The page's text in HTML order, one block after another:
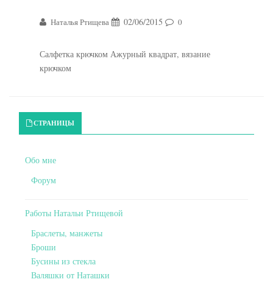
Наталья Ртищева 02/06/2015 0
Салфетка крючком Ажурный квадрат, вязание
крючком
Primary Sidebar
СТРАНИЦЫ
Обо мне
Форум
Работы Натальи Ртищевой
Браслеты, манжеты
Броши
Бусины из стекла
Валяшки от Наташки